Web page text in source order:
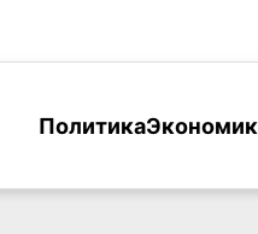
Политика